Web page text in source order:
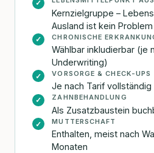
✓
Kernzielgruppe –
Ausland ist kein Problem
✓ CHRONISCHE
Wählbar inkludierbar (je
Underwriting)
✓ VORSORGE & CHECK-UPS
Je nach Tarif
✓ ZAHNBEHANDLUNG
Als Zusatzbaustein
✓ MUTTERSCHAFT
Enthalten, meist nach
Monaten